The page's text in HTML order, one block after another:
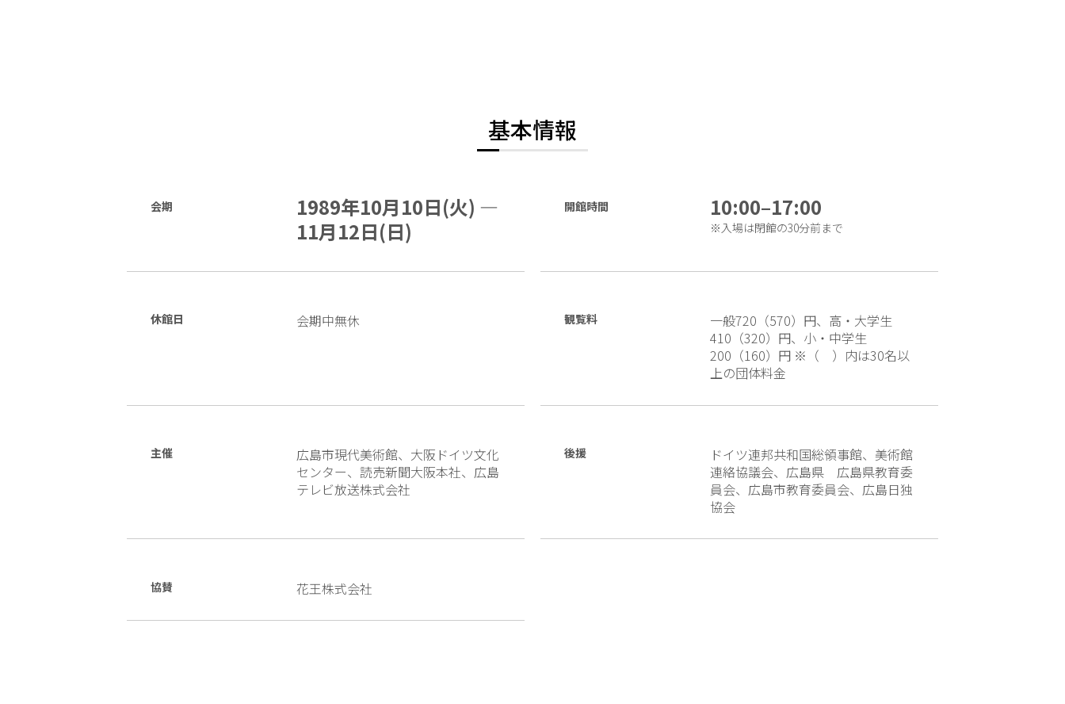
基本情報
会期
1989年10月10日(火) —
11月12日(日)
開館時間 10:00–17:00
※入場は閉館の30分前まで
休館日 会期中無休 観覧料
一般720（570）円、高・大学生
410（320）円、小・中学生
200（160）円 ※（ ）内は30名以
上の団体料金
主催
広島市現代美術館、大阪ドイツ文化
センター、読売新聞大阪本社、広島
テレビ放送株式会社
後援
ドイツ連邦共和国総領事館、美術館
連絡協議会、広島県 広島県教育委
員会、広島市教育委員会、広島日独
協会
協賛 花王株式会社